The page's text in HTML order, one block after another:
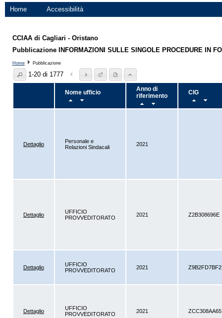
Home Accessibilità
CCIAA di Cagliari - Oristano
Pubblicazione INFORMAZIONI SULLE SINGOLE PROCEDURE IN
Home Pubblicazione
1-20 di 1777
Nome ufficio
Anno di
riferimento
CIG
Dettaglio
Personale e
Relazioni Sindacali
2021
Dettaglio
UFFICIO
PROVVEDITORATO
2021 Z2B308696E
Dettaglio
UFFICIO
PROVVEDITORATO
2021 Z9B2FD7BF2
Dettaglio
UFFICIO
PROVVEDITORATO
2021 ZCC308AA65